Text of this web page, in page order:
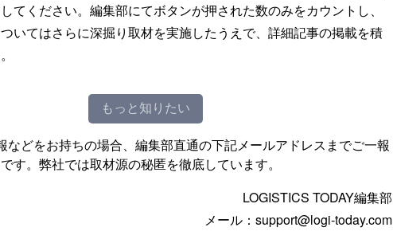
てください。編集部にてボタンが押された数のみをカウントし、
いてはさらに深掘り取材を実施したうえで、詳細記事の掲載を積
もっと知りたい
などをお持ちの場合、編集部直通の下記メールアドレスまでご一報
す。弊社では取材源の秘匿を徹底しています。
LOGISTICS TODAY編集部
メール：support@logi-today.com